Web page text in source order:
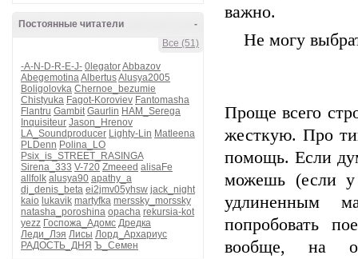
-
Постоянные читатели
Все (51)
-A-N-D-R-E-J- 0legatorAbbazov
AbegemotinaAlbertusAlusya2005
Boligolovka Chernoe_bezumie
Chistyuka Fagot-Koroviev Fantomasha
Flantru Gambit Gaurlin HAM_Serega
Inquisiteur Jason_Hrenov
LA_Soundproducer Lighty-Lin Matleena
PLDenn Polina_LO
Psix_is_STREET_RASINGA
Sirena_333 V-720 Zmeeed alisaFe
allfolk alusya90 apathy_a
dj_denis_beta ei2jmv05yhsw jack_night
kaio lukavik martyfka merssky_morssky
natasha_poroshina opacha rekursia-kot
yezz Госпожа_Адомс Дредка
Леди_Лэя Лисы Лорд_Архариус
РАДОСТЬ_ДНЯ Ъ_Семен
важно.
Не могу
Проще всего
жесткую. Про
помощь. Если
можешь (если у
удлиненным
попробовать
вообще, на